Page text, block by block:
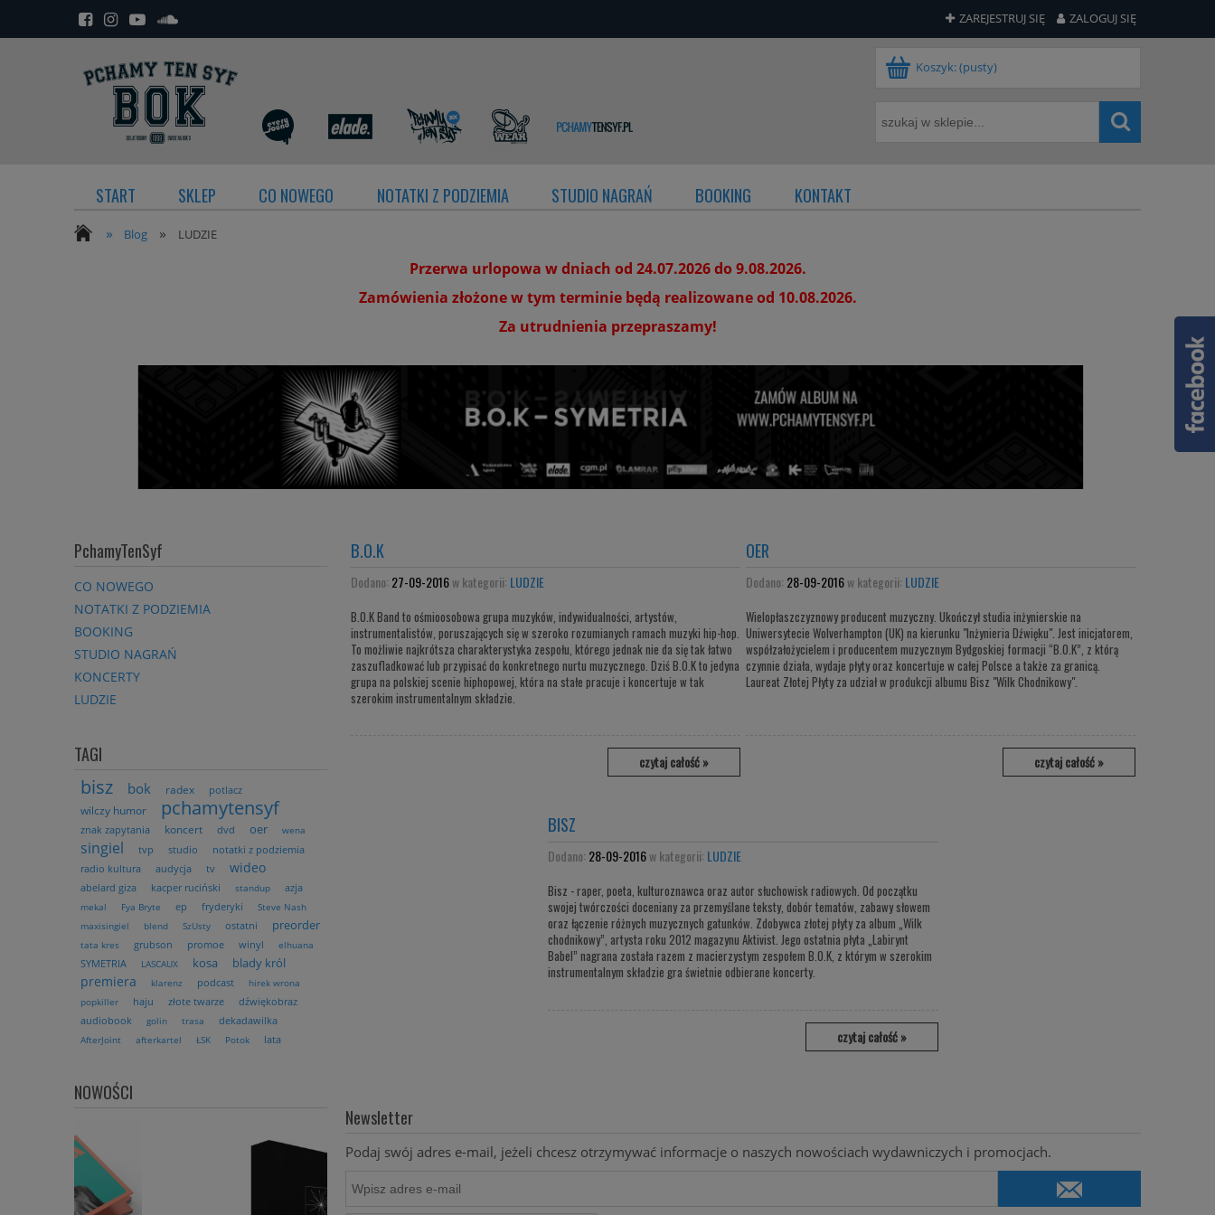
ZAREJESTRUJ SIĘ ZALOGUJ SIĘ
Koszyk:(pusty)
START SKLEP CO NOWEGO NOTATKI Z PODZIEMIA STUDIO NAGRAŃ BOOKING KONTAKT
» Blog » LUDZIE
Przerwa urlopowa w dniach od 24.07.2026 do 9.08.2026.
Zamówienia złożone w tym terminie będą realizowane od 10.08.2026.
Za utrudnienia przepraszamy!
PchamyTenSyf
CO NOWEGO
NOTATKI Z PODZIEMIA
BOOKING
STUDIO NAGRAŃ
KONCERTY
LUDZIE
TAGI
bisz
bok radex potlacz
wilczy humor pchamytensyf
znak zapytania koncert dvd oer wena
singiel tvp studio
notatki z podziemia
radio kultura
audycja tv wideo
abelard giza kacper ruciński standup azja
mekal Fya Bryte ep fryderyki
Steve Nash
maxisingiel
blend SzUsty ostatni preorder
tata kres grubson promoe winyl elhuana
SYMETRIA LASCAUX kosa blady król
premiera klarenz podcast
hirek wrona
popkiller
haju złote twarze
dźwiękobraz
audiobook
golin trasa dekadawilka
AfterJoint afterkartel ŁSK Potok lata
NOWOŚCI
B.O.K
Dodano: 27-09-2016w kategorii: LUDZIE
B.O.K Band to ośmioosobowa grupa muzyków, indywidualności, artystów,
instrumentalistów, poruszających się w szeroko rozumianych ramach muzyki hip-hop.
To możliwie najkrótsza charakterystyka zespołu, którego jednak nie da się tak łatwo
zaszufladkować lub przypisać do konkretnego nurtu muzycznego. Dziś B.O.K to jedyna
grupa na polskiej scenie hiphopowej, która na stałe pracuje i koncertuje w tak
szerokim instrumentalnym składzie.
czytaj całość »
OER
Dodano: 28-09-2016w kategorii: LUDZIE
Wielopłaszczyznowy producent muzyczny. Ukończył studia inżynierskie na
Uniwersytecie Wolverhampton (UK) na kierunku "Inżynieria Dźwięku". Jest inicjatorem,
współzałożycielem i producentem muzycznym Bydgoskiej formacji “B.O.K”, z którą
czynnie działa, wydaje płyty oraz koncertuje w całej Polsce a także za granicą.
Laureat Złotej Płyty za udział w produkcji albumu Bisz "Wilk Chodnikowy".
czytaj całość »
BISZ
Dodano: 28-09-2016w kategorii: LUDZIE
Bisz - raper, poeta, kulturoznawca oraz autor słuchowisk radiowych. Od początku
swojej twórczości doceniany za przemyślane teksty, dobór tematów, zabawy słowem
oraz łączenie różnych muzycznych gatunków. Zdobywca złotej płyty za album „Wilk
chodnikowy”, artysta roku 2012 magazynu Aktivist. Jego ostatnia płyta „Labirynt
Babel” nagrana została razem z macierzystym zespołem B.O.K, z którym w szerokim
instrumentalnym składzie gra świetnie odbierane koncerty.
czytaj całość »
Newsletter
Podaj swój adres e-mail, jeżeli chcesz otrzymywać informacje o naszych nowościach wydawniczych i promocjach.